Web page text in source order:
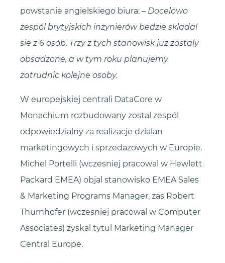
powstanie angielskiego biura: – Docelowo
zespól brytyjskich inzynierów bedzie skladal
sie z 6 osób. Trzy z tych stanowisk juz zostaly
obsadzone, a w tym roku planujemy
zatrudnic kolejne osoby.
W europejskiej centrali DataCore w
Monachium rozbudowany zostal zespól
odpowiedzialny za realizacje dzialan
marketingowych i sprzedazowych w Europie.
Michel Portelli (wczesniej pracowal w Hewlett
Packard EMEA) objal stanowisko EMEA Sales
& Marketing Programs Manager, zas Robert
Thurnhofer (wczesniej pracowal w Computer
Associates) zyskal tytul Marketing Manager
Central Europe.